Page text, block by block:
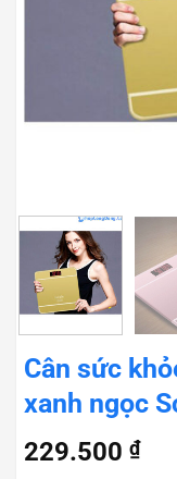
Cân sức
xanh ngọc
229.500 ₫